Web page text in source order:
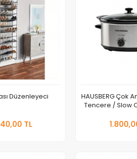
Düzenleyeci
TL
HAUSBERG Çok
Tencere / Slow